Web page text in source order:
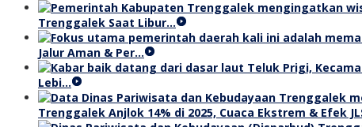
Trenggalek Saat Libur…
Jalur Aman & Per…
Lebi…
Trenggalek Anjlok 14% di 2025, Cuaca Ekstrem & Efek